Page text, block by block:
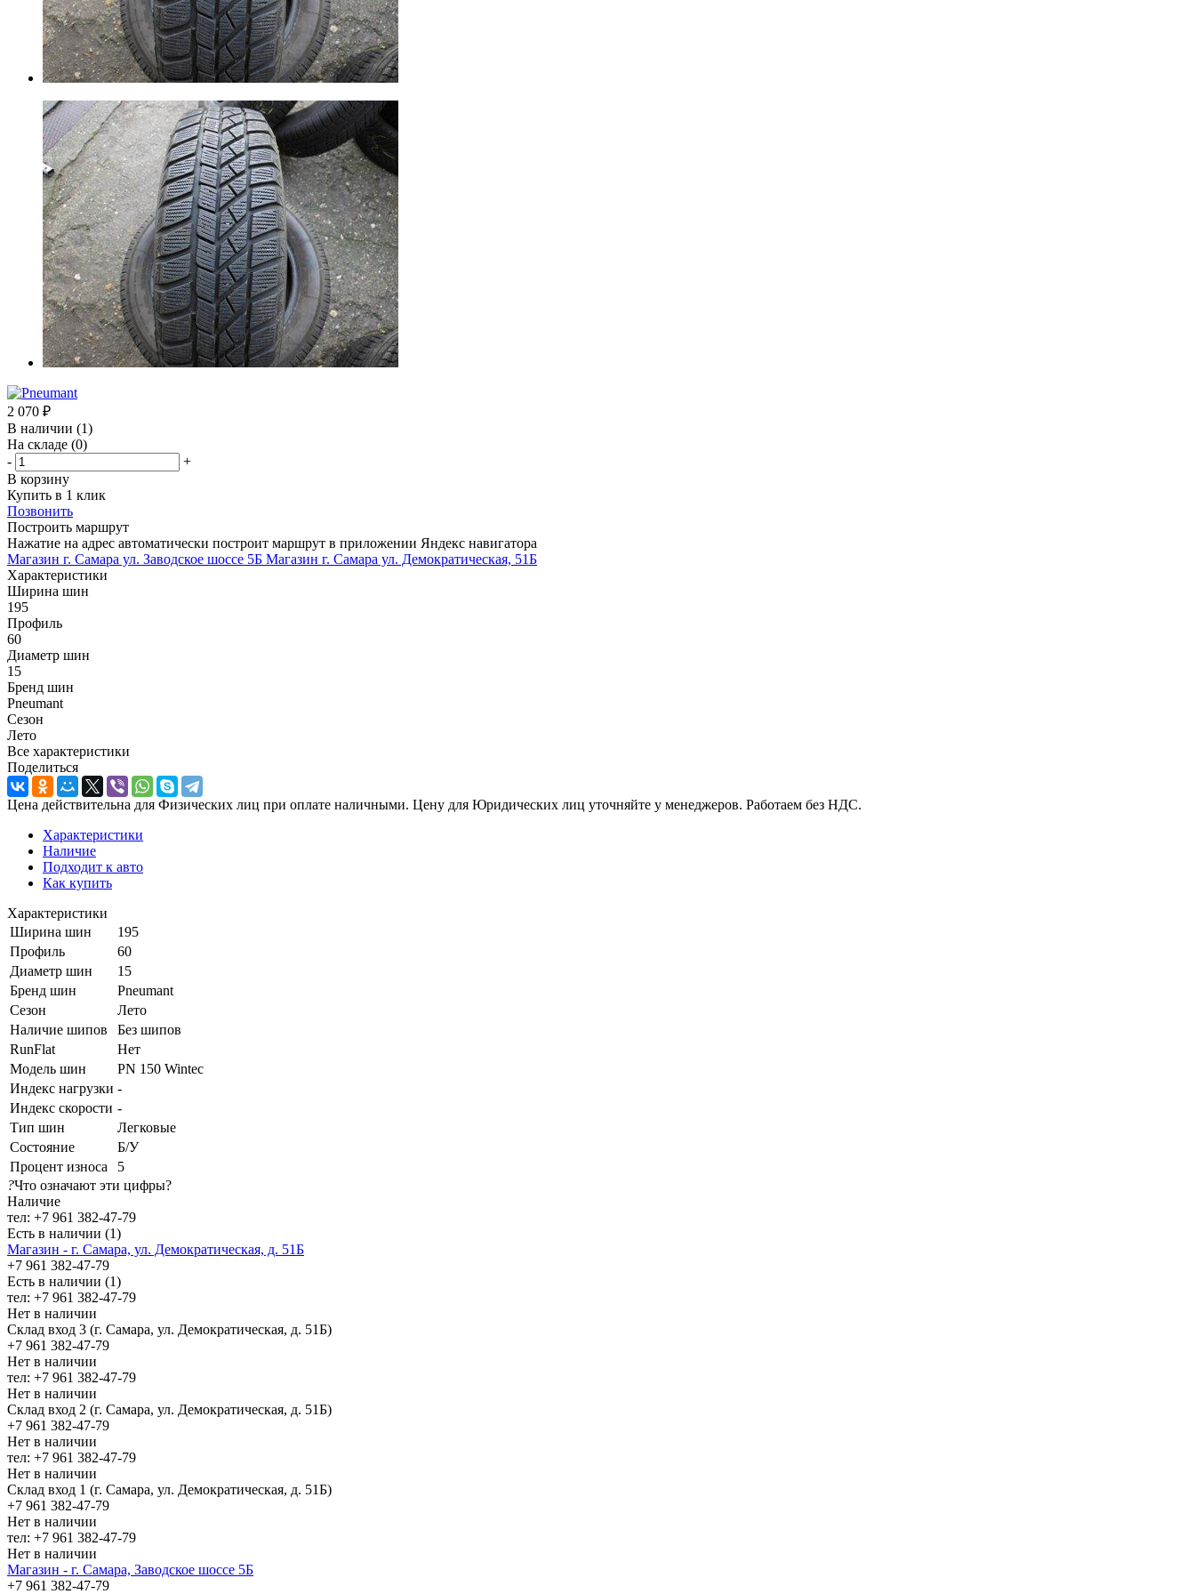
2 070 ₽
В наличии (1)
На складе (0)
-
+
В корзину
Купить в 1 клик
Позвонить
Построить маршрут
Нажатие на адрес автоматически построит маршрут в приложении Яндекс навигатора
Магазин г. Самара ул. Заводское шоссе 5Б Магазин г. Самара ул. Демократическая, 51Б
Характеристики
Ширина шин
195
Профиль
60
Диаметр шин
15
Бренд шин
Pneumant
Сезон
Лето
Все характеристики
Поделиться
Цена действительна для Физических лиц при оплате наличными. Цену для Юридических лиц уточняйте у менеджеров. Работаем без НДС.
Характеристики
Наличие
Подходит к авто
Как купить
Характеристики
Ширина шин
195
Профиль
60
Диаметр шин
15
Бренд шин
Pneumant
Сезон
Лето
Наличие шипов
Без шипов
RunFlat
Нет
Модель шин
PN 150 Wintec
Индекс нагрузки -
Индекс скорости -
Тип шин
Легковые
Состояние
Б/У
Процент износа
5
?Что означают эти цифры?
Наличие
тел: +7 961 382-47-79
Есть в наличии (1)
Магазин - г. Самара, ул. Демократическая, д. 51Б
+7 961 382-47-79
Есть в наличии (1)
тел: +7 961 382-47-79
Нет в наличии
Склад вход 3 (г. Самара, ул. Демократическая, д. 51Б)
+7 961 382-47-79
Нет в наличии
тел: +7 961 382-47-79
Нет в наличии
Склад вход 2 (г. Самара, ул. Демократическая, д. 51Б)
+7 961 382-47-79
Нет в наличии
тел: +7 961 382-47-79
Нет в наличии
Склад вход 1 (г. Самара, ул. Демократическая, д. 51Б)
+7 961 382-47-79
Нет в наличии
тел: +7 961 382-47-79
Нет в наличии
Магазин - г. Самара, Заводское шоссе 5Б
+7 961 382-47-79